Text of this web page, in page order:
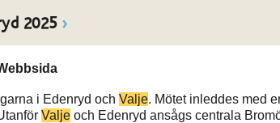
2025
i Edenryd och Valje. Mötet inleddes med
Valje och Edenryd ansågs centrala